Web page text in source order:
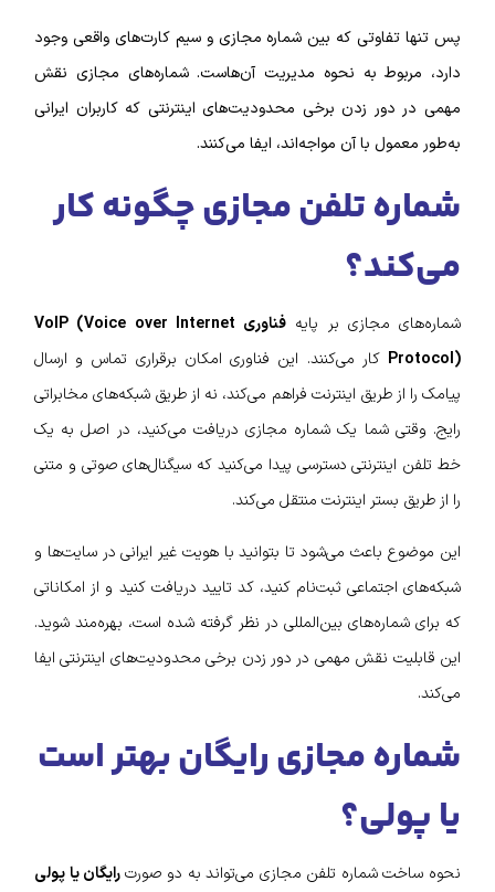
پس تنها تفاوتی که بین شماره مجازی و سیم کارت‌‌های واقعی وجود
دارد، مربوط به نحوه مدیریت آن‌هاست. شماره‌های مجازی نقش
مهمی در دور زدن برخی محدودیت‌های اینترنتی که کاربران ایرانی
به‌طور معمول با آن مواجه‌اند، ایفا می‌کنند.
شماره تلفن مجازی چگونه کار
می‌کند؟
شماره‌های مجازی بر پایه
فناوری VoIP (Voice over Internet
Protocol) کار می‌کنند. این فناوری امکان برقراری تماس و ارسال
پیامک را از طریق اینترنت فراهم می‌کند، نه از طریق شبکه‌های مخابراتی
رایج. وقتی شما یک شماره مجازی دریافت می‌کنید، در اصل به یک
خط تلفن اینترنتی دسترسی پیدا می‌کنید که سیگنال‌های صوتی و متنی
را از طریق بستر اینترنت منتقل می‌کند.
این موضوع باعث می‌شود تا بتوانید با هویت غیر ایرانی در سایت‌ها و
شبکه‌های اجتماعی ثبت‌نام کنید، کد تایید دریافت کنید و از امکاناتی
که برای شماره‌های بین‌المللی در نظر گرفته شده است، بهره‌مند شوید.
این قابلیت نقش مهمی در دور زدن برخی محدودیت‌های اینترنتی ایفا
می‌کند.
شماره مجازی رایگان بهتر است
یا پولی؟
نحوه ساخت شماره تلفن مجازی می‌تواند به دو صورترایگان یا پولی